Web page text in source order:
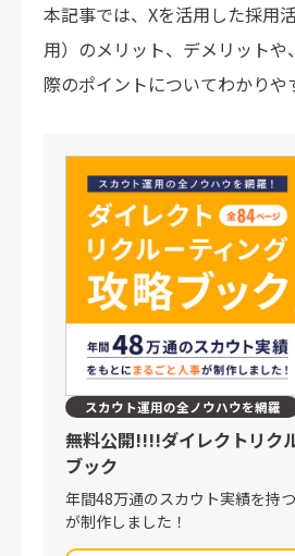
本記事では、Xを活用した採用
用）のメリット、デメリットや
際のポイントについてわかりや
スカウト運用の全ノウハウを網羅
無料公開!!!!ダイレクトリク
ブック
年間48万通のスカウト実績を持
が制作しました！